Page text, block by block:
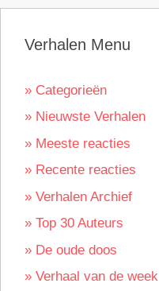
Verhalen Menu
» Categorieën
» Nieuwste Verhalen
» Meeste reacties
» Recente reacties
» Verhalen Archief
» Top 30 Auteurs
» De oude doos
» Verhaal van de week